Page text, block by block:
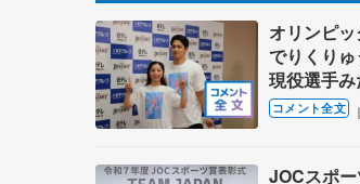
オリンピ
でりくり
現役選手
退したん
DESTINY
コメント全文
JOCスポ